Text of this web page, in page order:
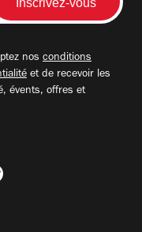
nos conditions
et de recevoir les
évents, offres et